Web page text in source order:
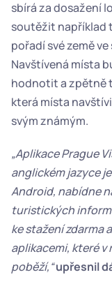
sbírá za dosažení
soutěžit například
pořadí své země
Navštívená místa
hodnotit a zpětně
která místa
svým známým.
„Aplikace Prague
anglickém jazyce
Android, nabídne
turistických
ke stažení zdarma
aplikacemi, které
poběží,“upřesnil